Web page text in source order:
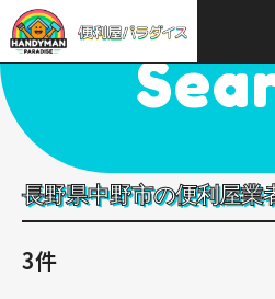
便利屋パラダイス > 探す
長野県中野市の便利屋業
3件